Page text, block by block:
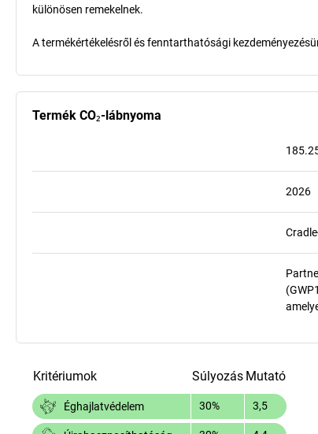
különösen remekelnek.
A termékértékelésről és fenntarthatósági
Termék CO₂-lábnyoma
2026
Kritériumok Súlyozás Mutató
Éghajlatvédelem 30% 3,5